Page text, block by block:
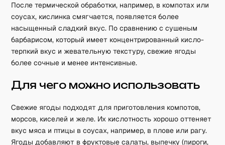
После термической обработки, например, в компотах или
соусах, кислинка смягчается, появляется более
насыщенный сладкий вкус. По сравнению с сушеным
барбарисом, который имеет концентрированный кисло-
терпкий вкус и жевательную текстуру, свежие ягоды
более сочные и менее интенсивные.
Для чего можно использовать
Свежие ягоды подходят для приготовления компотов,
морсов, киселей и желе. Их кислотность хорошо оттеняет
вкус мяса и птицы в соусах, например, в плове или рагу.
Ягоды добавляют в фруктовые салаты, выпечку (пироги,